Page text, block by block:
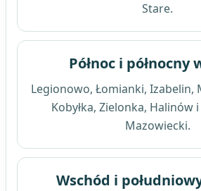
Stare.
Północ i północny
Legionowo, Łomianki, Izabelin,
Kobyłka, Zielonka, Halinów
Mazowiecki.
Wschód i